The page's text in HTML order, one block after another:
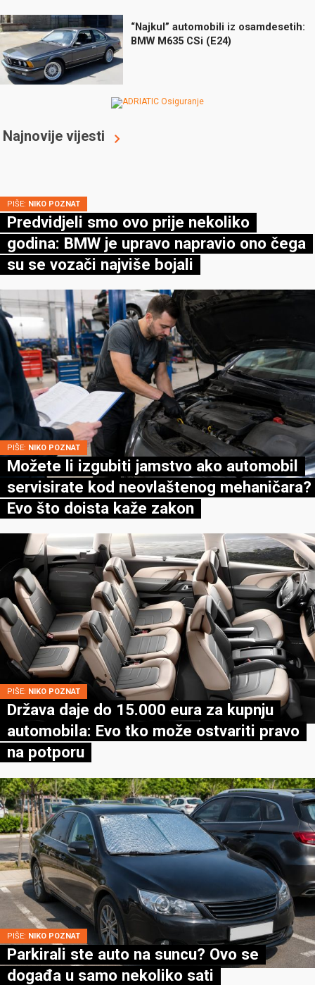
“Najkul” automobili iz osamdesetih:
BMW M635 CSi (E24)
Najnovije vijesti
PIŠE: NIKO POZNAT
Predvidjeli smo ovo prije nekoliko
godina: BMW je upravo napravio ono čega
su se vozači najviše bojali
PIŠE: NIKO POZNAT
Možete li izgubiti jamstvo ako automobil
servisirate kod neovlaštenog mehaničara?
Evo što doista kaže zakon
PIŠE: NIKO POZNAT
Država daje do 15.000 eura za kupnju
automobila: Evo tko može ostvariti pravo
na potporu
PIŠE: NIKO POZNAT
Parkirali ste auto na suncu? Ovo se
događa u samo nekoliko sati